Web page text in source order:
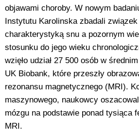
objawami choroby. W nowym
Instytutu Karolinska zbadali
charakterystyką snu a pozornym
stosunku do jego wieku
wzięło udział 27 500 osób w
UK Biobank, które przeszły
rezonansu magnetycznego (MRI).
maszynowego, naukowcy
mózgu na podstawie ponad tysiąca
MRI.